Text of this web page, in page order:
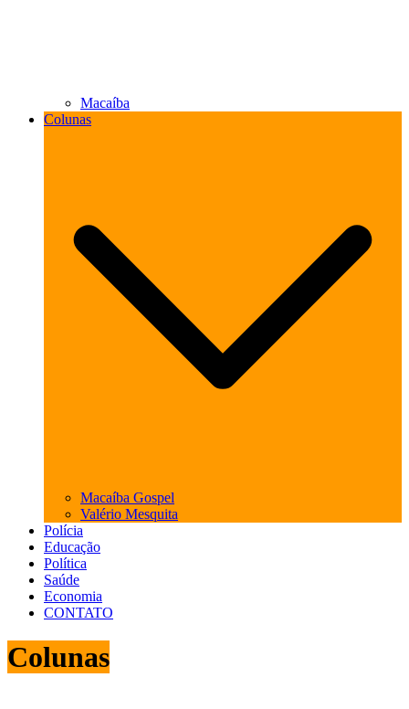
Macaíba
Colunas
Macaíba Gospel
Valério Mesquita
Polícia
Educação
Política
Saúde
Economia
CONTATO
Colunas